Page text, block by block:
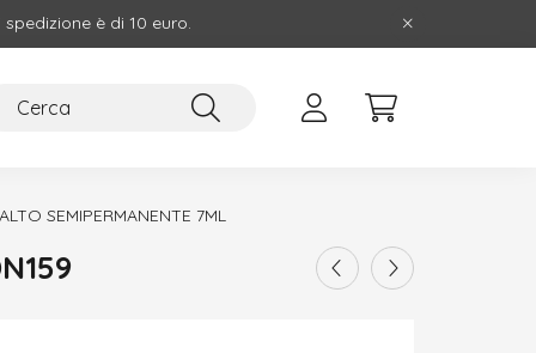
è di 10 euro.
SEMIPERMANENTE 7ML